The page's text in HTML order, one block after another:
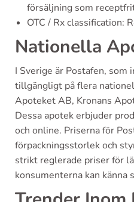
försäljning som
OTC / Rx classification:
Nationella
I Sverige är Postafen, som
tillgängligt på flera
Apoteket AB, Kronans
Dessa apotek erbjuder
och online. Priserna för
förpackningsstorlek och
strikt reglerade priser för
konsumenterna kan känna